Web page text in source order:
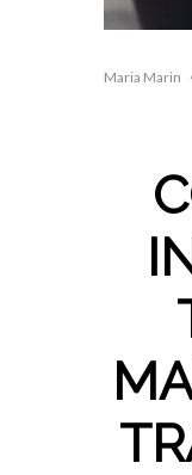
Maria Marin ·